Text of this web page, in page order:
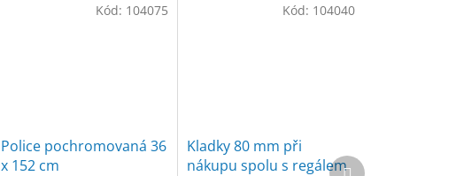
Police pochromovaná 36
x 152 cm
Kód: 104075
Kladky 80 mm při
nákupu spolu s regálem
Kód: 104040
Další